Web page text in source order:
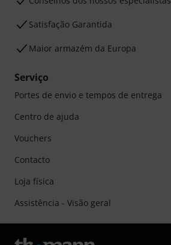
Satisfação Garantida
Maior armazém da Europa
Serviço
Portes de envio e tempos de entrega
Centro de ajuda
Vouchers
Contacto
Loja física
Assistência - Visão geral